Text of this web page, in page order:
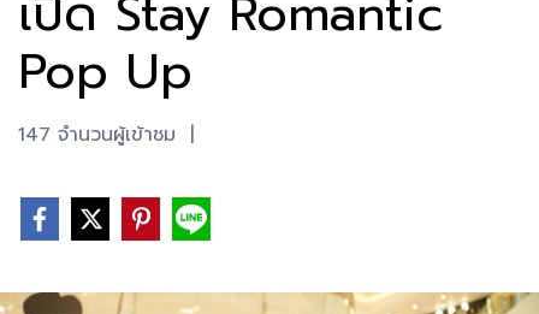
Pop Up
147 จำนวนผู้เข้าชม |